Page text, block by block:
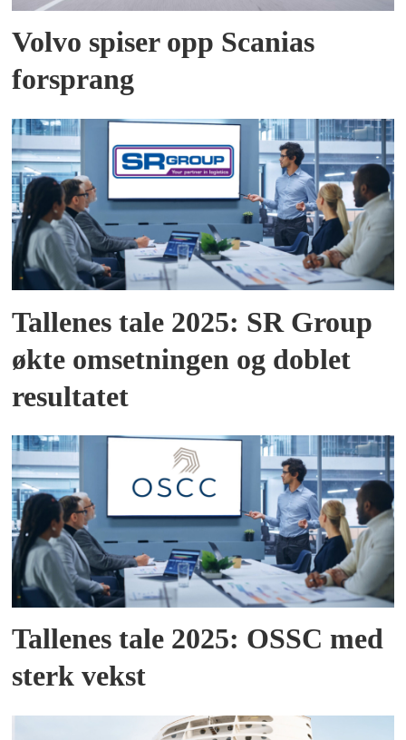
Volvo spiser opp Scanias
forsprang
Tallenes tale 2025: SR Group
økte omsetningen og doblet
resultatet
Tallenes tale 2025: OSSC med
sterk vekst